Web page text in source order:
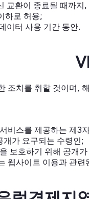
교환이 종료될 때까
하로 허용;
이터 사용 기간 동안.
조치를 취할 것이며,
비스를 제공하는 제
개가 요구되는 수령인;
보호하기 위해 공개
사이트 이용과 관